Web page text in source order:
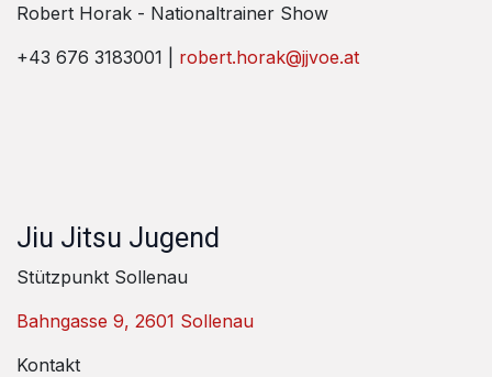
Robert Horak - Nationaltrainer Show
+43 676 3183001 | robert.horak@jjvoe.at
Jiu Jitsu Jugend
Stützpunkt Sollenau
Bahngasse 9, 2601 Sollenau
Kontakt